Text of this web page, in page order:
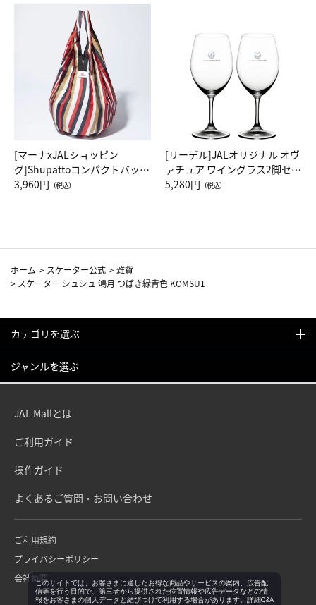
[マーナxJALショッピン
グ]Shupattoコンパクトバッグ
Drop JAL客室乗務員（LC）ス
3,960円 （税込）
[リーデル]JALオリジナル オヴ
ァチュア ワイングラス2脚セッ
ト（レッドワイン）
5,280円 （税込）
ホーム > スケーター公式 >雑貨
> スケーター シュシュ 鴻月 つばき緑青色 KOMSU1
カテゴリを選ぶ
ジャンルを選ぶ
JAL Mallとは
ご利用ガイド
操作ガイド
よくあるご質問・お問い合わせ
ご利用規約
プライバシーポリシー
会社概要このサイトでは、お客さまに適したお得な商品やサービスの案内、広告配
信等を行う目的で、第三者から提供された位置情報や広告データなどの情
報をお客さまの個人データと結びつけて利用する場合があります。詳細Q&A